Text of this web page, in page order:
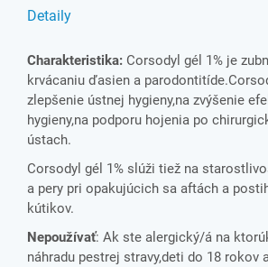
Detaily
Charakteristika: Corsodyl gél 1% je
krvácaniu ďasien a
zlepšenie ústnej hygieny,na zvýšenie
hygieny,na podporu hojenia po
ústach.
Corsodyl gél 1% slúži tiež na
a pery pri opakujúcich sa aftách a
kútikov.
Nepoužívať: Ak ste alergický/á na
náhradu pestrej stravy,deti do 18 rokov